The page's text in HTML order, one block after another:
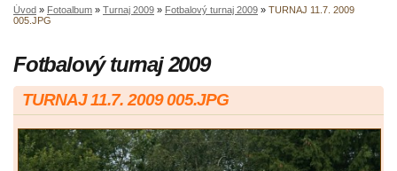
Úvod » Fotoalbum » Turnaj 2009 » Fotbalový turnaj 2009 » TURNAJ 11.7. 2009
005.JPG
Fotbalový turnaj 2009
TURNAJ 11.7. 2009 005.JPG